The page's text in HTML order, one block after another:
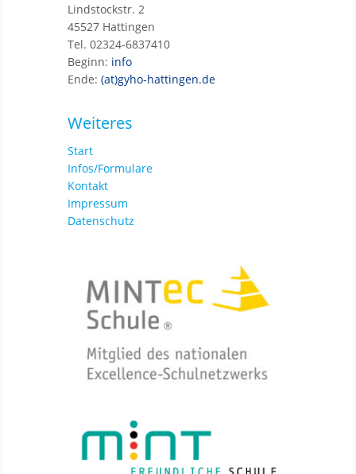
Lindstockstr. 2
45527 Hattingen
Tel. 02324-6837410
Beginn: info
Ende: (at)gyho-hattingen.de
Weiteres
Start
Infos/Formulare
Kontakt
Impressum
Datenschutz